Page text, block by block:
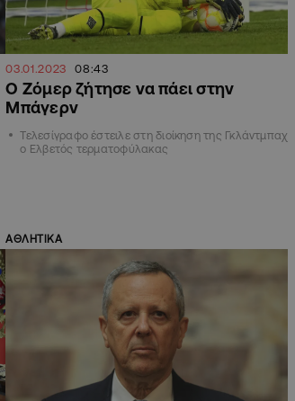
03.01.2023 08:43
Ο Ζόμερ ζήτησε να πάει στην
Μπάγερν
Τελεσίγραφο έστειλε στη διοίκηση της Γκλάντμπαχ
ο Ελβετός τερματοφύλακας
ΑΘΛΗΤΙΚΑ